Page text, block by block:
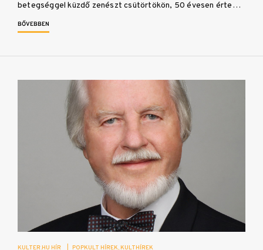
betegséggel küzdő zenészt csütörtökön, 50 évesen érte…
BŐVEBBEN
KULTER.HU HÍR POPKULT HÍREK KULTHÍREK